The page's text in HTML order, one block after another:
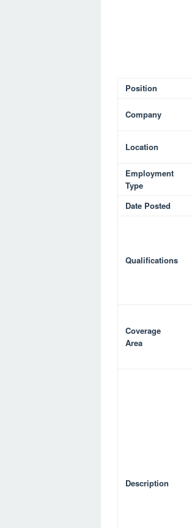
Position
Company
Location
Employment
Type
Date Posted
Qualifications
Coverage
Area
Description